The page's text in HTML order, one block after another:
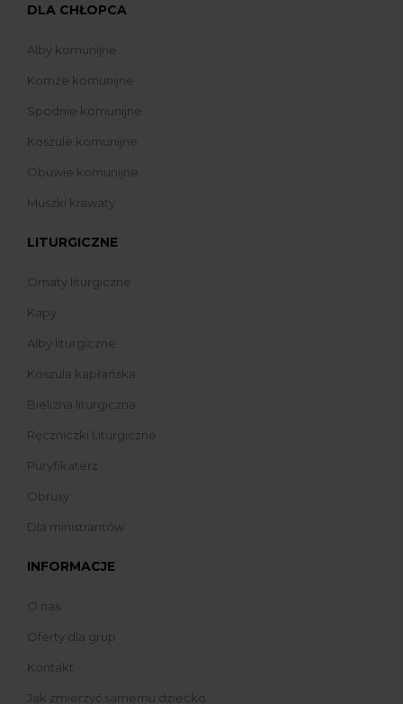
DLA CHŁOPCA
Alby komunijne
Komże komunijne
Spodnie komunijne
Koszule komunijne
Obuwie komunijne
Muszki krawaty
LITURGICZNE
Ornaty liturgiczne
Kapy
Alby liturgiczne
Koszula kapłańska
Bielizna liturgiczna
Ręczniczki Liturgiczne
Puryfikaterz
Obrusy
Dla ministrantów
INFORMACJE
O nas
Oferty dla grup
Kontakt
Jak zmierzyć samemu dziecko